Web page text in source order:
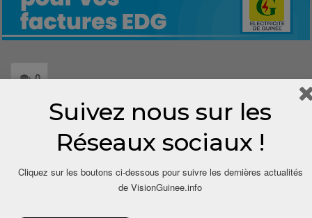
0
Share
Suivez nous sur les
Réseaux sociaux !
Cliquez sur les boutons ci-dessous pour suivre les dernières actualités
de VisionGuinee.info